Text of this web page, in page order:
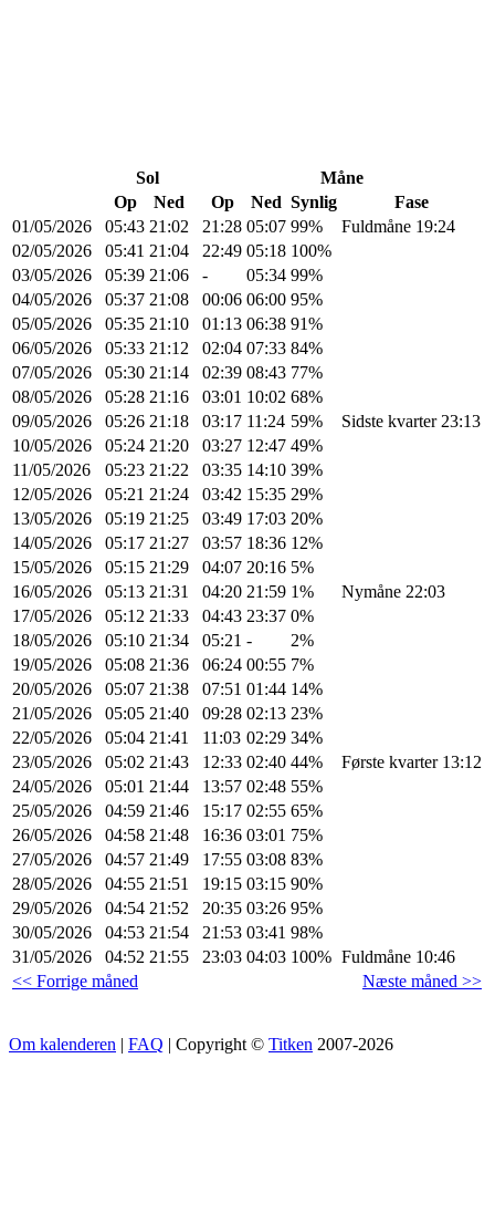
Sol
Måne
Op
Ned Op Ned Synlig
Fase
01/05/2026
05:43 21:02 21:28 05:07 99%
Fuldmåne 19:24
02/05/2026
05:41 21:04 22:49 05:18 100%
03/05/2026
05:39 21:06 - 05:34 99%
04/05/2026
05:37 21:08 00:06 06:00 95%
05/05/2026
05:35 21:10 01:13 06:38 91%
06/05/2026
05:33 21:12 02:04 07:33 84%
07/05/2026
05:30 21:14 02:39 08:43 77%
08/05/2026
05:28 21:16 03:01 10:02 68%
09/05/2026
05:26 21:18 03:17 11:24 59%
Sidste kvarter 23:13
10/05/2026
05:24 21:20 03:27 12:47 49%
11/05/2026
05:23 21:22 03:35 14:10 39%
12/05/2026
05:21 21:24 03:42 15:35 29%
13/05/2026
05:19 21:25 03:49 17:03 20%
14/05/2026
05:17 21:27 03:57 18:36 12%
15/05/2026
05:15 21:29 04:07 20:16 5%
16/05/2026
05:13 21:31 04:20 21:59 1%
Nymåne 22:03
17/05/2026
05:12 21:33 04:43 23:37 0%
18/05/2026
05:10 21:34 05:21 -
2%
19/05/2026
05:08 21:36 06:24 00:55 7%
20/05/2026
05:07 21:38 07:51 01:44 14%
21/05/2026
05:05 21:40 09:28 02:13 23%
22/05/2026
05:04 21:41 11:03 02:29 34%
23/05/2026
05:02 21:43 12:33 02:40 44%
Første kvarter 13:12
24/05/2026
05:01 21:44 13:57 02:48 55%
25/05/2026
04:59 21:46 15:17 02:55 65%
26/05/2026
04:58 21:48 16:36 03:01 75%
27/05/2026
04:57 21:49 17:55 03:08 83%
28/05/2026
04:55 21:51 19:15 03:15 90%
29/05/2026
04:54 21:52 20:35 03:26 95%
30/05/2026
04:53 21:54 21:53 03:41 98%
31/05/2026
04:52 21:55 23:03 04:03 100% Fuldmåne 10:46
<< Forrige måned
Næste måned >>
Om kalenderen | FAQ | Copyright © Titken 2007-2026